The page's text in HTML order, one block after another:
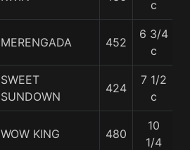
c
MERENGADA 452
6 3/4
c
SWEET
SUNDOWN
424
7 1/2
c
WOW KING 480
10
1/4